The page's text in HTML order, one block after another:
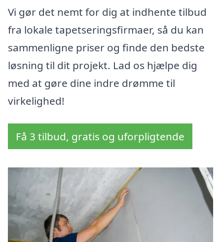
Vi gør det nemt for dig at indhente tilbud
fra lokale tapetseringsfirmaer, så du kan
sammenligne priser og finde den bedste
løsning til dit projekt. Lad os hjælpe dig
med at gøre dine indre drømme til
virkelighed!
Få 3 tilbud, gratis og uforpligtende